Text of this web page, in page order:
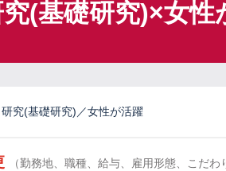
究(基礎研究)×女
究(基礎研究)／女性が活躍
（勤務地、職種、給与、雇用形態、こだわ